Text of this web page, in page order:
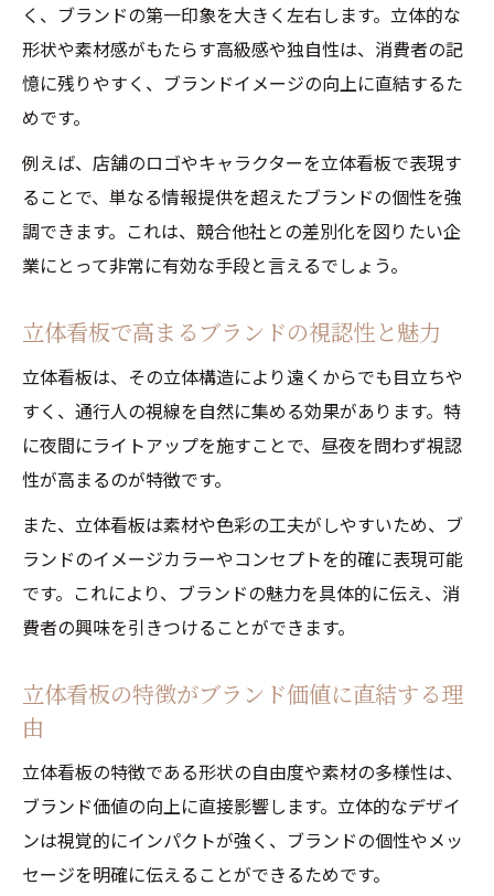
立体看板選びで重視したいブランド訴求力
立体看板のデザインがブランド印象を左右
する理由
ト
立体看板でブランド個性を表現する方法
素材感から考える立体看板の魅力と特徴
素材選びが立体看板の印象を左右する理由
立体看板の素材感でブランド価値を演出
質感と耐久性で選ぶ立体看板の魅力解説
立体看板の素材感が伝えるブランドメッセ
ージ
立体看板依頼時に確認すべき重要ポイント
立体看板発注で失敗を防ぐ確認事項一覧
立体看板制作の依頼で後悔しないコツ
説
立体看板の価格相場と見積もりの内訳解説
立体看板の価格相場を知るための基礎知識
立体看板見積もりに含まれる主な内訳とポ
イント
く、ブランドの第一印象を大きく左右します。立体的な
形状や素材感がもたらす高級感や独自性は、消費者の記
憶に残りやすく、ブランドイメージの向上に直結するた
めです。
例えば、店舗のロゴやキャラクターを立体看板で表現す
ることで、単なる情報提供を超えたブランドの個性を強
調できます。これは、競合他社との差別化を図りたい企
業にとって非常に有効な手段と言えるでしょう。
立体看板で高まるブランドの視認性と魅力
立体看板は、その立体構造により遠くからでも目立ちや
すく、通行人の視線を自然に集める効果があります。特
に夜間にライトアップを施すことで、昼夜を問わず視認
性が高まるのが特徴です。
また、立体看板は素材や色彩の工夫がしやすいため、ブ
ランドのイメージカラーやコンセプトを的確に表現可能
です。これにより、ブランドの魅力を具体的に伝え、消
費者の興味を引きつけることができます。
立体看板の特徴がブランド価値に直結する理
由
立体看板の特徴である形状の自由度や素材の多様性は、
ブランド価値の向上に直接影響します。立体的なデザイ
ンは視覚的にインパクトが強く、ブランドの個性やメッ
セージを明確に伝えることができるためです。